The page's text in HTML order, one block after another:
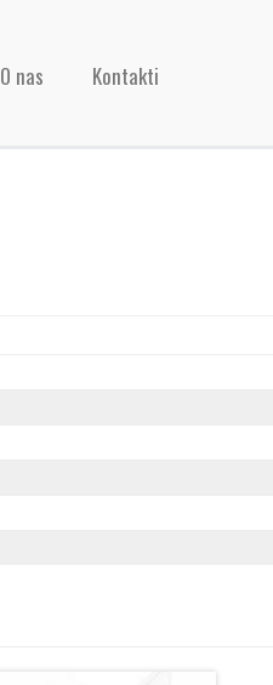
O nas Kontakti